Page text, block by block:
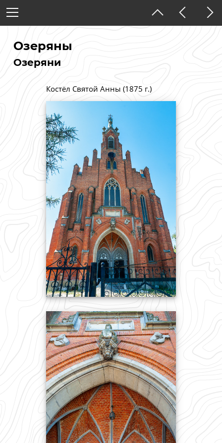
Тернопольская область
Тёмная тема
Озеряны
Озеряни
Костёл Святой Анны (1875 г.)